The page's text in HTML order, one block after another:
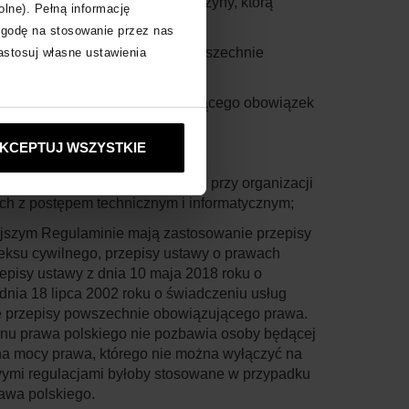
Pełną informację
na stosowanie przez nas
własne ustawienia
WSZYSTKIE
przepisów prawa powszechnie
sądowego powodującego obowiązek
i informatycznych przy organizacji
z postępem technicznym i informatycznym;
Regulaminie mają zastosowanie przepisy
cywilnego, przepisy ustawy o prawach
ustawy z dnia 10 maja 2018 roku o
18 lipca 2002 roku o świadczeniu usług
przepisy powszechnie obowiązującego prawa.
prawa polskiego nie pozbawia osoby będącej
mocy prawa, którego nie można wyłączyć na
regulacjami byłoby stosowane w przypadku
polskiego.